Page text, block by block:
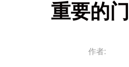
重要的
作者: